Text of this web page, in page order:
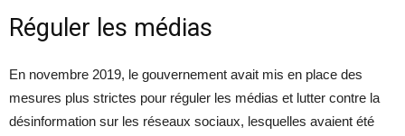
Réguler les médias
En novembre 2019, le gouvernement avait mis en place des
mesures plus strictes pour réguler les médias et lutter contre la
désinformation sur les réseaux sociaux, lesquelles avaient été